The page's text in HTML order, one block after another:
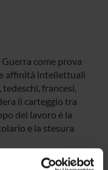
come prova
affinità intellettuali
francesi,
il carteggio tra
del lavoro è la
e la stesura